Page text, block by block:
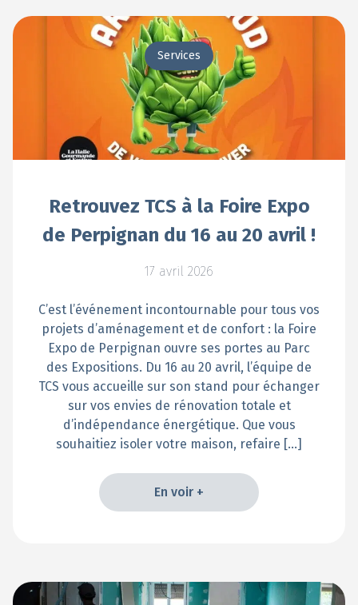
Services
Retrouvez TCS à la Foire Expo
de Perpignan du 16 au 20 avril !
17 avril 2026
C’est l’événement incontournable pour tous vos
projets d’aménagement et de confort : la Foire
Expo de Perpignan ouvre ses portes au Parc
des Expositions. Du 16 au 20 avril, l’équipe de
TCS vous accueille sur son stand pour échanger
sur vos envies de rénovation totale et
d’indépendance énergétique. Que vous
souhaitiez isoler votre maison, refaire […]
En voir +